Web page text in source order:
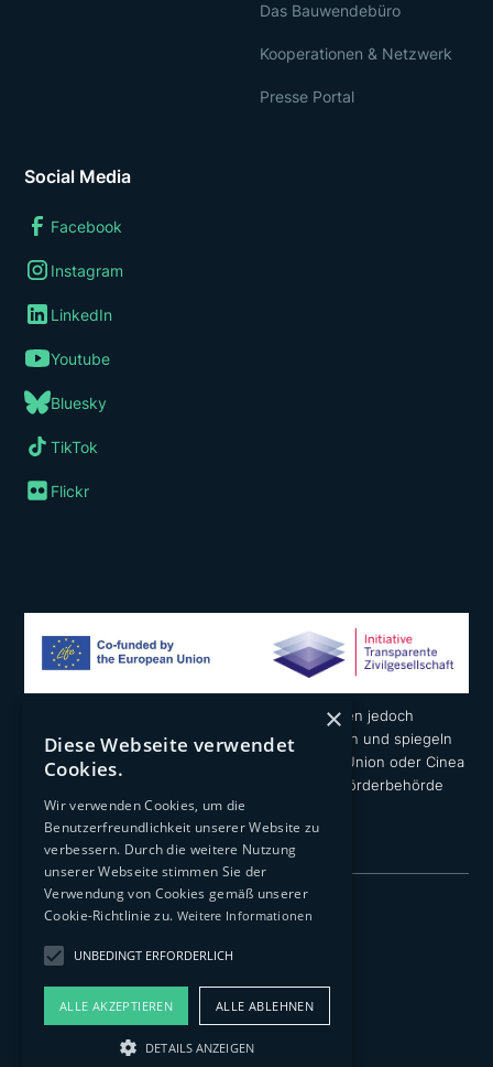
Social Media
Facebook
Instagram
LinkedIn
Youtube
Bluesky
TikTok
Flickr
Das Bauwendebüro
Kooperationen & Netzwerk
Presse Portal
Die geäußerten Ansichten und Meinungen liegen jedoch
ausschließlich in der Verantwortung der Autoren und spiegeln
nicht notwendigerweise die der Europäischen Union oder Cinea
wider. Weder die Europäische Union noch die Förderbehörde
können dafür verantwortlich gemacht werden.
© 2026 Architects 4 Future Deutschland e.V.
Impressum
Datenschutzerklärung
Transparenz
×
Diese Webseite verwendet
Cookies.
Wir verwenden Cookies, um die
Benutzerfreundlichkeit unserer Website zu
verbessern. Durch die weitere Nutzung
unserer Webseite stimmen Sie der
Verwendung von Cookies gemäß unserer
Cookie-Richtlinie zu. Weitere Informationen
UNBEDINGT ERFORDERLICH
ALLE AKZEPTIEREN ALLE ABLEHNEN
DETAILS ANZEIGEN